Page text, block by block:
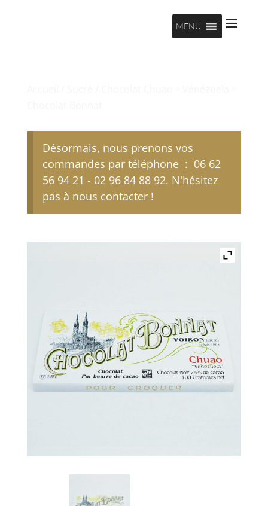
MENU
Désormais, nous prenons vos
commandes par téléphone : 06 62
56 94 21 - 02 96 84 88 92. N'hésitez
pas à nous contacter !